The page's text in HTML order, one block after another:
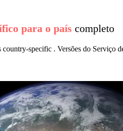
para o país completo
specific . Versões do Serviço